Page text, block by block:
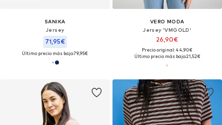
SANIKA
Jersey
71,95€
Último precio más bajo:79,95€
VERO MODA
Jersey 'VMGOLD'
26,90€
Precio original: 44,90€
Último precio más bajo:21,52€